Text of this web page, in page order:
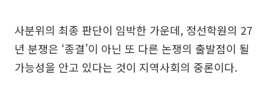
사분위의 최종 판단이 임박한 가운데, 정선학원의 27
년 분쟁은 ‘종결’이 아닌 또 다른 논쟁의 출발점이 될
가능성을 안고 있다는 것이 지역사회의 중론이다.